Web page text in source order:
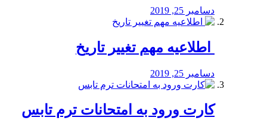
دسامبر 25, 2019
️ اطلاعیه مهم تغییر تاریخ
دسامبر 25, 2019
کارت ورود به امتحانات ترم تابس